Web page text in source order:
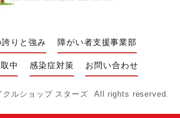
りと強み 障がい者支援事業部
中 感染症対策 お問い合わせ
クルショップ スターズ All rights reserved.